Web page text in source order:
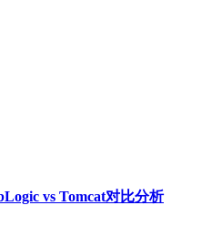
vs Tomcat对比分析